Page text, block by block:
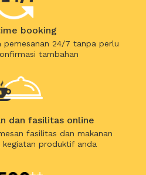
booking
pemesanan 24/7 tanpa perlu
tambahan
dan fasilitas online
fasilitas dan makanan
kegiatan produktif anda